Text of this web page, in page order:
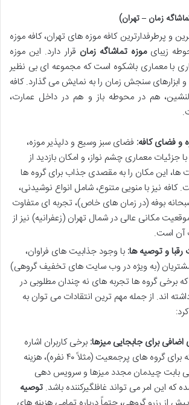
زمان – تهران)
و پرطرفدارترین کافه موزه های تهران، کافه موزه
زیبایموزه تماشاگه زمان قرار دارد. این موزه
با معماری باشکوه است که مجموعه ای بی نظیر
سنجش زمان را به نمایش می گذارد. کافه
هم در محوطه باز و هم در داخل عمارت،
و فضای کافه: فضای سبز وسیع و دلپذیر موزه،
جزئیات معماری چشم نواز، و امکان بازدید از
این مکان را به مقصدی جذاب برای گروه ها
کافه نیز با منویی متنوع، شامل انواع نوشیدنی،
بوفه (در زمان های خاص)، تجربه ای متفاوت
مکانی عالی در شمال تهران (زعفرانیه) نیز از
آن است.
رقبا و توصیه ها: با وجود جذابیت های فراوان،
(به ویژه در وب سایت های تخفیف گروهی)
برخی گروه ها تجربه های نه چندان مطلوبی در
اند. از جمله مهم ترین انتقادات می توان به
اضافی برای جابجایی میزها: برخی کاربران اشاره
کرده اند که برای گروه های پرجمعیت (مثلاً ۴۰ نفره)، هزینه
بابت چیدمان مجدد میزها و سرویس دهی
که این امر می تواند غافلگیرکننده باشد. توصیه